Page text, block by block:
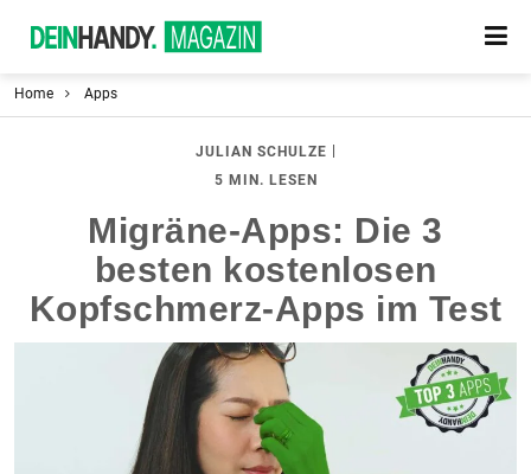
Home Apps
JULIAN SCHULZE
5 MIN. LESEN
Migräne-Apps: Die 3
besten kostenlosen
Kopfschmerz-Apps im Test